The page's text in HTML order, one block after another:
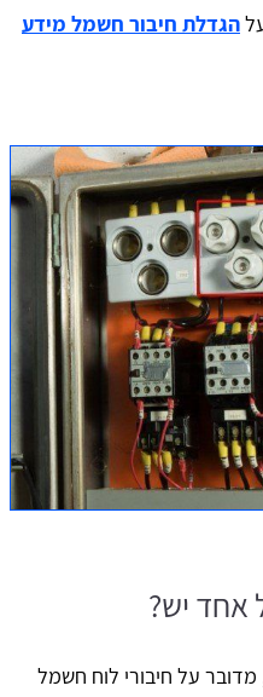
הגדלת חיבור חשמל מידע
אחד יש?
על חיבורי לוח חשמל